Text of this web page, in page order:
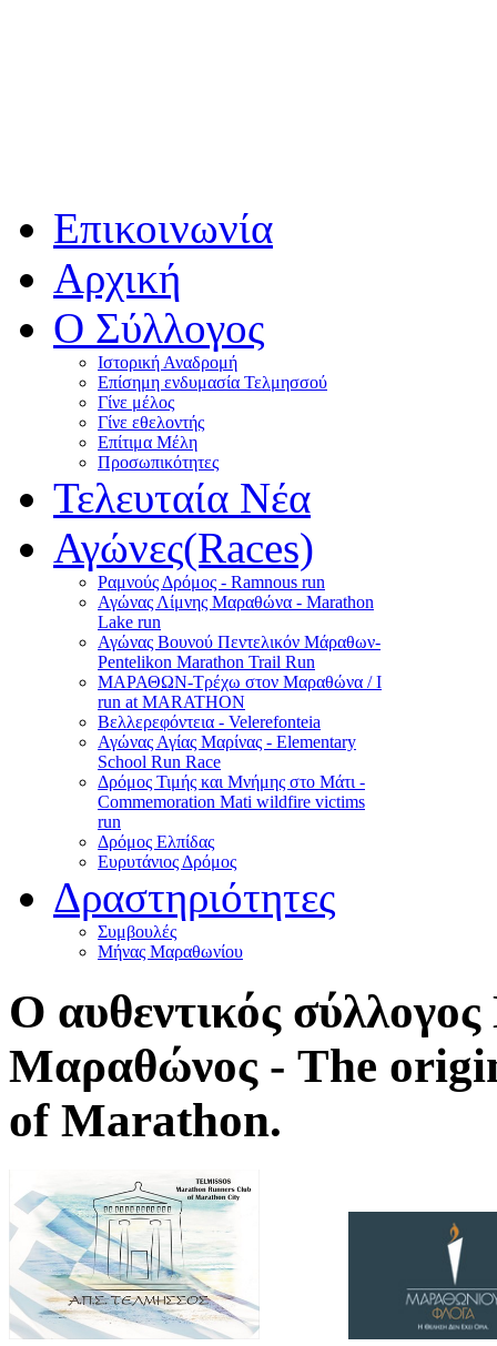
Επικοινωνία
Αρχική
Ο Σύλλογος
Ιστορική Αναδρομή
Επίσημη ενδυμασία Τελμησσού
Γίνε μέλος
Γίνε εθελοντής
Επίτιμα Μέλη
Προσωπικότητες
Τελευταία Νέα
Αγώνες(Races)
Ραμνούς Δρόμος - Ramnous run
Αγώνας Λίμνης Μαραθώνα - Marathon
Lake run
Αγώνας Βουνού Πεντελικόν Μάραθων-
Pentelikon Marathon Trail Run
ΜΑΡΑΘΩΝ-Τρέχω στον Μαραθώνα / I
run at MARATHON
Βελλερεφόντεια - Velerefonteia
Αγώνας Αγίας Μαρίνας - Elementary
School Run Race
Δρόμος Τιμής και Μνήμης στο Μάτι -
Commemoration Mati wildfire victims
run
Δρόμος Ελπίδας
Ευρυτάνιος Δρόμος
Δραστηριότητες
Συμβουλές
Μήνας Μαραθωνίου
Ο αυθεντικός
Μαραθώνος - The
of Marathon.